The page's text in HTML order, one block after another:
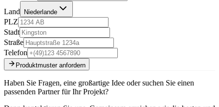
Land
Niederlande
PLZ
Stadt
Straße
Telefon
Produktmuster anfordern
Haben Sie Fragen, eine großartige Idee oder suchen Sie einen
passenden Partner für Ihr Projekt?